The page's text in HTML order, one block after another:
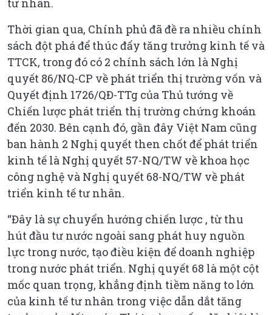
tư nhân.
Thời gian qua, Chính phủ đã đề ra nhiều chính
sách đột phá để thúc đẩy tăng trưởng kinh tế và
TTCK, trong đó có 2 chính sách lớn là Nghị
quyết 86/NQ-CP về phát triển thị trường vốn và
Quyết định 1726/QĐ-TTg của Thủ tướng về
Chiến lược phát triển thị trường chứng khoán
đến 2030. Bên cạnh đó, gần đây Việt Nam cũng
ban hành 2 Nghị quyết then chốt để phát triển
kinh tế là Nghị quyết 57-NQ/TW về khoa học
công nghệ và Nghị quyết 68-NQ/TW về phát
triển kinh tế tư nhân.
“Đây là sự chuyển hướng chiến lược , từ thu
hút đầu tư nước ngoài sang phát huy nguồn
lực trong nước, tạo điều kiện để doanh nghiệp
trong nước phát triển. Nghị quyết 68 là một cột
mốc quan trọng, khẳng định tiềm năng to lớn
của kinh tế tư nhân trong việc dẫn dắt tăng